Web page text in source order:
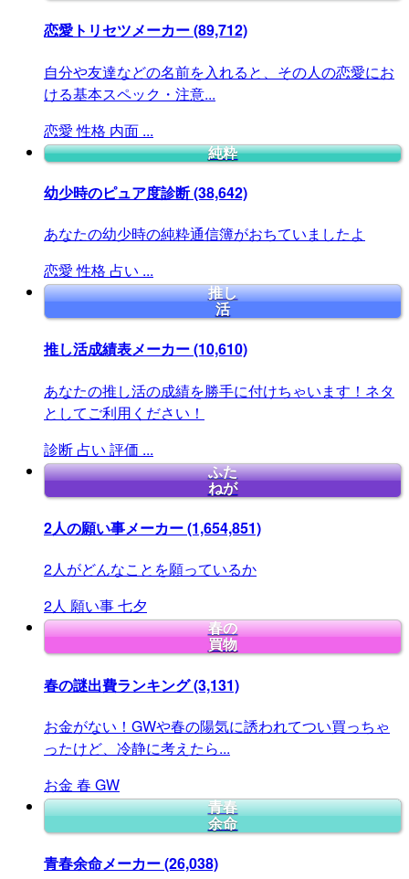
恋愛トリセツメーカー(89,712)
自分や友達などの名前を入れると、その人の恋愛にお
ける基本スペック・注意...
恋愛 性格 内面 ...
純粋
幼少時のピュア度診断(38,642)
あなたの幼少時の純粋通信簿がおちていましたよ
恋愛 性格 占い ...
推し
活
推し活成績表メーカー(10,610)
あなたの推し活の成績を勝手に付けちゃいます！ネタ
としてご利用ください！
診断 占い 評価 ...
ふた
ねが
2人の願い事メーカー(1,654,851)
2人がどんなことを願っているか
2人 願い事七夕
春の
買物
春の謎出費ランキング(3,131)
お金がない！GWや春の陽気に誘われてつい買っちゃ
ったけど、冷静に考えたら...
お金 春 GW
青春
余命
青春余命メーカー(26,038)